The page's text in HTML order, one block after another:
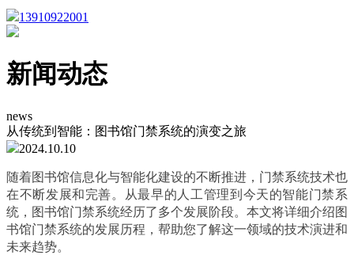
13910922001
新闻动态
news
从传统到智能：图书馆门禁系统的演变之旅
2024.10.10
随着图书馆信息化与智能化建设的不断推进，门禁系统技术也
在不断发展和完善。从最早的人工管理到今天的智能门禁系
统，图书馆门禁系统经历了多个发展阶段。本文将详细介绍图
书馆门禁系统的发展历程，帮助您了解这一领域的技术演进和
未来趋势。